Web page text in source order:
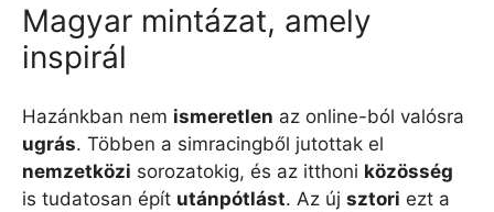
Magyar mintázat, amely
inspirál
Hazánkban nem ismeretlen az online-ból valósra
ugrás. Többen a simracingből jutottak el
nemzetközi sorozatokig, és az itthoni közösség
is tudatosan épít utánpótlást. Az új sztori ezt a